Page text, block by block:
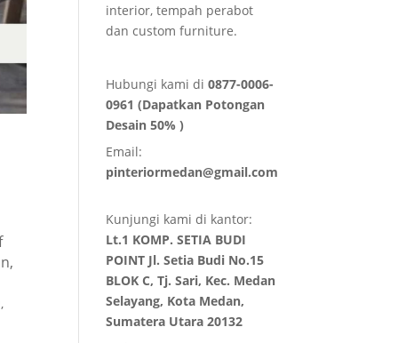
interior, tempah perabot
dan custom furniture.
Hubungi kami di0877-0006-
0961 (Dapatkan Potongan
Desain 50% )
Email:
pinteriormedan@gmail.com
Kunjungi kami di kantor:
Lt.1 KOMP. SETIA BUDI
POINT Jl. Setia Budi No.15
BLOK C, Tj. Sari, Kec. Medan
Selayang, Kota Medan,
Sumatera Utara 20132